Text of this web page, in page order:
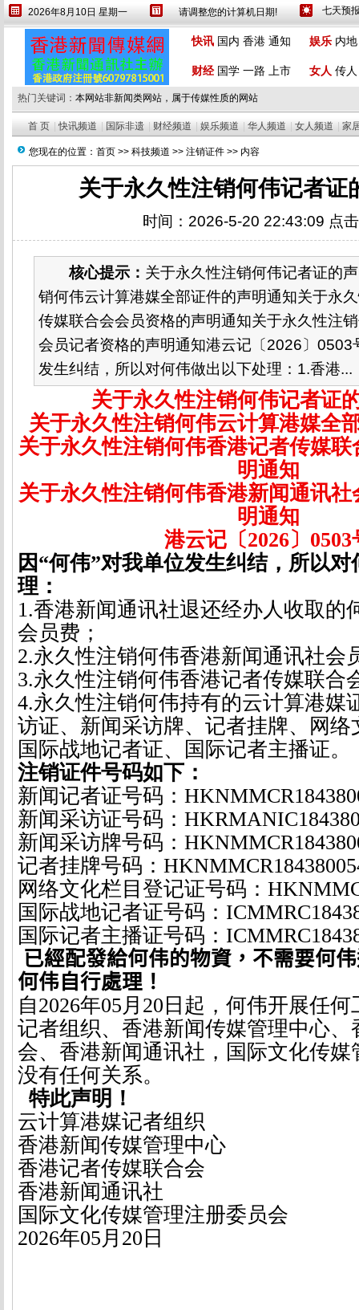
2026年8月10日 星期一 请调整您的计算机日期!
设为首页 繁體 快讯 国内 香港 通知 娱乐 内地
财经 国学 一路 上市 女人 传人
热门关键词： 本网站非新闻类网站，属于传媒性质的网站
首 页 |快讯频道 国际非遗 财经频道 娱乐频道 华人频道 女人频道 家
您现在的位置： 首页 >> 科技频道 >> 注销证件 >> 内容
关于永久性注销何伟记者证
时间：2026-5-20 22:43:09 点
核心提示： 关于永久性注销何伟记者证的
销何伟云计算港媒全部证件的声明通知关于永
传媒联合会会员资格的声明通知关于永久性注
会员记者资格的声明通知港云记〔2026〕0503
发生纠结，所以对何伟做出以下处理：1.香港...
关于永久性注销何伟记者证
关于永久性注销何伟云计算港媒全
关于永久性注销何伟香港记者传媒
明通知
关于永久性注销何伟香港新闻通讯
明通知
港云记〔2026〕 0503
因“何伟”对我单位发生纠结，所以
理：
1.香港新闻通讯社退还经办人收取的
会员费；
2.永久性注销何伟香港新闻通讯社会
3.永久性注销何伟香港记者传媒联合
4.永久性注销何伟持有的云计算港媒
访证、新闻采访牌、记者挂牌、网络
国际战地记者证、国际记者主播证。
注销证件号码如下：
新闻记者证号码：
新闻采访证号码：
新闻采访牌号码：
记者挂牌号码：
网络文化栏目登记证号码：
国际战地记者证号码：
国际记者主播证号码：
已經配發給何伟的物資，不需要何
何伟自行處理！
自2026年05月 20 日起，何伟开展任
记者组织、香港新闻传媒管理中心、
会、香港新闻通讯社，国际文化传媒
没有任何关系。
特此声明！
云计算港媒记者组织
香港新闻传媒管理中心
香港记者传媒联合会
香港新闻通讯社
国际文化传媒管理注册委员会
2026年05月 20 日